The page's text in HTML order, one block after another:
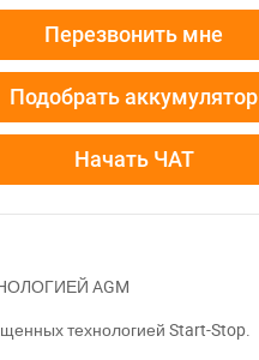
Перезвонить мне
Подобрать аккумулятор
Начать ЧАТ
AGM
технологией Start-Stop.